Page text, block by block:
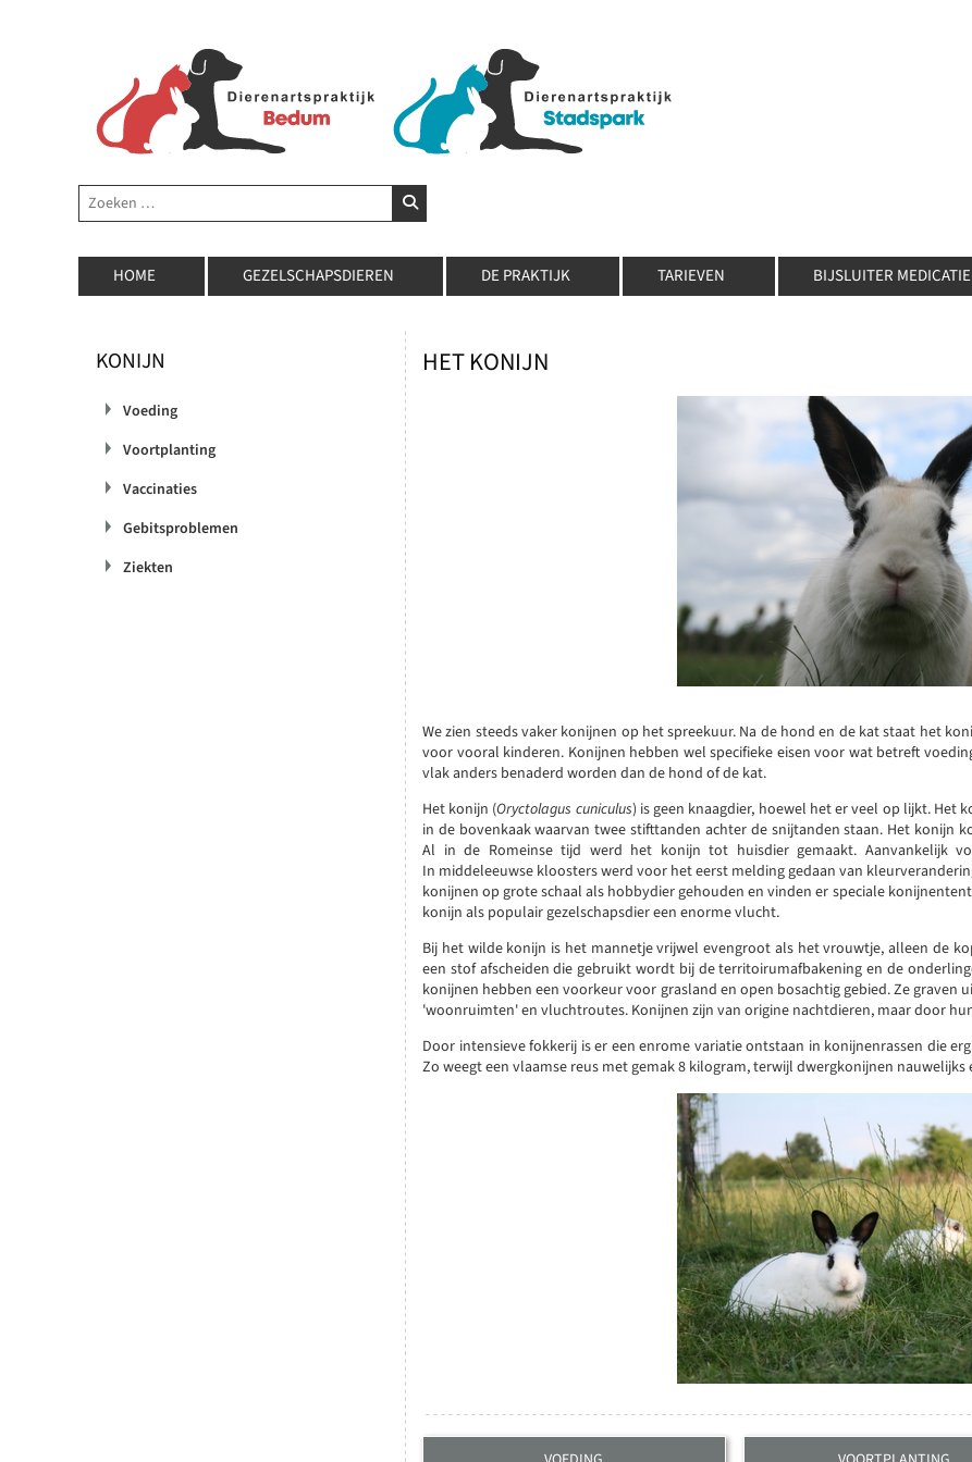
Zoeken ZOEKEN
HOME GEZELSCHAPSDIEREN DE PRAKTIJK TARIEVEN BIJSLUITER MEDICATIE
HET KONIJN
We zien steeds vaker konijnen op het spreekuur. Na de hond en de kat staat het
voor vooral kinderen. Konijnen hebben wel specifieke eisen voor wat betreft
vlak anders benaderd worden dan de hond of de kat.
Het konijn (Oryctolagus cuniculus) is geen knaagdier, hoewel het er veel op lijkt.
in de bovenkaak waarvan twee stifttanden achter de snijtanden staan. Het konijn
Al in de Romeinse tijd werd het konijn tot huisdier gemaakt. Aanvankelijk
In middeleeuwse kloosters werd voor het eerst melding gedaan van
konijnen op grote schaal als hobbydier gehouden en vinden er speciale
konijn als populair gezelschapsdier een enorme vlucht.
Bij het wilde konijn is het mannetje vrijwel evengroot als het vrouwtje, alleen de
een stof afscheiden die gebruikt wordt bij de territoirumafbakening en de
konijnen hebben een voorkeur voor grasland en open bosachtig gebied. Ze graven
'woonruimten' en vluchtroutes. Konijnen zijn van origine nachtdieren, maar door
Door intensieve fokkerij is er een enrome variatie ontstaan in konijnenrassen die
Zo weegt een vlaamse reus met gemak 8 kilogram, terwijl dwergkonijnen
KONIJN
Voeding
Voortplanting
Vaccinaties
Gebitsproblemen
Ziekten